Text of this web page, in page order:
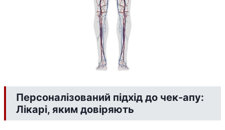
Персоналізований підхід до чек-апу:
Лікарі, яким довіряють